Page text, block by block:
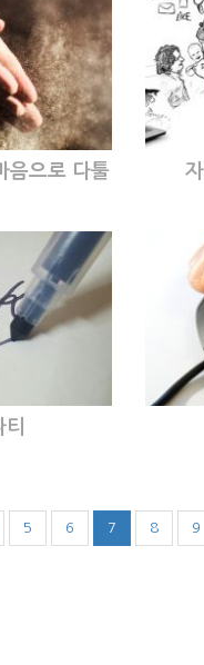
음으로 다툴
5 6 7 8 9